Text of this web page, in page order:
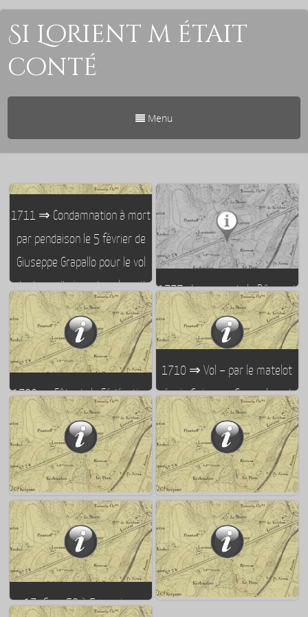
Si Lorient m était
conté
Menu
1711 ⇒ Condamnation à mort
par pendaison le 5 février de
Giuseppe Grapallo pour le vol
de deux ciboires,dans la nuit
du 19 au 20 octobre 1710,
appartenant à l’église Saint
Louis
1777 : Le cours de la Bôve est
remodelé suivants les plans de
1774 de l’ingénieur Jean
1790 ⇒ Fête de la Fédération
– le 14 juillet 1790 – sur la
place de la Fédération (place
Alsace-Lorraine)
1710 ⇒ Vol – par le matelot
génois Guiseppe Grappalo – de
deux ciboires dans l’église
Saint Louis dans la nuit du 19
au 20 octobre
1781 ⇒ Naissance – le 28
août 1781 à Lorient – de
Théodore Deloffre
1757 ⇒ Création de l’allée de
Merville
1746 ⇒ 52 à 54 navires